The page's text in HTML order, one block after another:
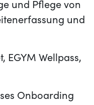
und Pflege von
und
EGYM Wellpass,
Onboarding